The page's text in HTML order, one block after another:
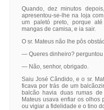
Quando, dez minutos
apresentou-se-lhe na loja
um paletó preto, porque
mangas de camisa, e ia sair.
O sr. Mateus não lhe pôs
— Queres dinheiro? perguntou
— Não, senhor, obrigado.
Saiu José Cândido, e o sr.
ficava por trás de um
balcão havia duas rumas
Mateus usava enfiar os olhos
ou vigiar a fidelidade e o tino